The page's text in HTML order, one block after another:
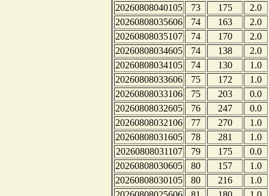
20260808040105
73 175
2.0
20260808035606
74 163
2.0
20260808035107
74 170
2.0
20260808034605
74 138
2.0
20260808034105
74 130
1.0
20260808033606
75 172
1.0
20260808033106
75 203
0.0
20260808032605
76 247
0.0
20260808032106
77 270
1.0
20260808031605
78 281
1.0
20260808031107
79 175
0.0
20260808030605
80 157
1.0
20260808030105
80 216
1.0